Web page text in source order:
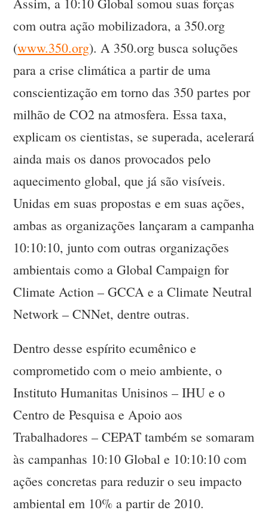
Assim, a 10:10 Global somou suas forças
com outra ação mobilizadora, a 350.org
(www.350.org). A 350.org busca soluções
para a crise climática a partir de uma
conscientização em torno das 350 partes por
milhão de CO2 na atmosfera. Essa taxa,
explicam os cientistas, se superada, acelerará
ainda mais os danos provocados pelo
aquecimento global, que já são visíveis.
Unidas em suas propostas e em suas ações,
ambas as organizações lançaram a campanha
10:10:10, junto com outras organizações
ambientais como a Global Campaign for
Climate Action – GCCA e a Climate Neutral
Network – CNNet, dentre outras.
Dentro desse espírito ecumênico e
comprometido com o meio ambiente, o
Instituto Humanitas Unisinos – IHU e o
Centro de Pesquisa e Apoio aos
Trabalhadores – CEPAT também se somaram
às campanhas 10:10 Global e 10:10:10 com
ações concretas para reduzir o seu impacto
ambiental em 10% a partir de 2010.